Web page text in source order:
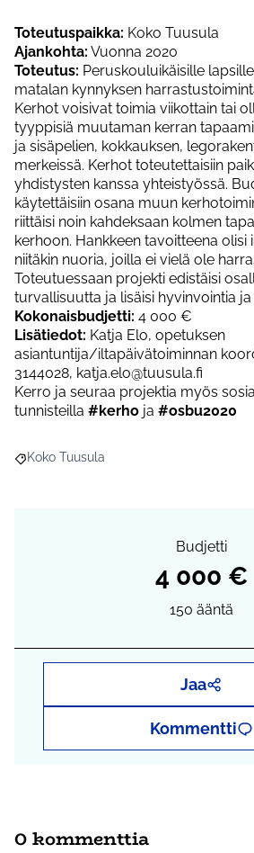
Toteutuspaikka: Koko Tuusula
Ajankohta: Vuonna 2020
Toteutus: Peruskouluikäisille
matalan kynnyksen
Kerhot voisivat toimia viikottain tai
tyyppisiä muutaman kerran
ja sisäpelien, kokkauksen,
merkeissä. Kerhot toteutettaisiin
yhdistysten kanssa yhteistyössä.
käytettäisiin osana muun
riittäisi noin kahdeksaan kolmen
kerhoon. Hankkeen tavoitteena olisi
niitäkin nuoria, joilla ei vielä ole
Toteutuessaan projekti edistäisi
turvallisuutta ja lisäisi hyvinvointia
Kokonaisbudjetti: 4 000 €
Lisätiedot: Katja Elo, opetuksen
asiantuntija/iltapäivätoiminnan
3144028, katja.elo@tuusula.fi
Kerro ja seuraa projektia myös
tunnisteilla #kerho ja #osbu2020
Rajaa tulokset aihepiirin mukaan: Koko
Koko Tuusula
Budjetti
4 000 €
150 ääntä
Jaa
Kommentti
0 kommenttia